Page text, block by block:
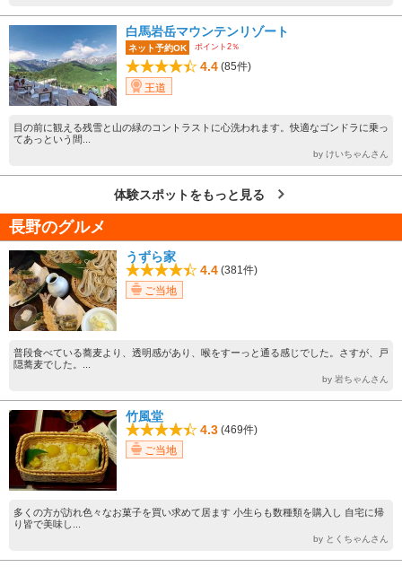
白馬岩岳マウンテンリゾート
ネット予約OK ポイント2％
4.4 (85件)
王道
目の前に観える残雪と山の緑のコントラストに心洗われます。快適なゴンドラに乗っ
てあっという間...
by けいちゃんさん
体験スポットをもっと見る
長野のグルメ
うずら家
4.4 (381件)
ご当地
普段食べている蕎麦より、透明感があり、喉をすーっと通る感じでした。さすが、戸
隠蕎麦でした。...
by 岩ちゃんさん
竹風堂
4.3 (469件)
ご当地
多くの方が訪れ色々なお菓子を買い求めて居ます 小生らも数種類を購入し 自宅に帰
り皆で美味し...
by とくちゃんさん